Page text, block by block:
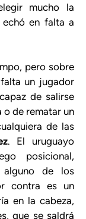
mucho la
en falta a
pero sobre
un jugador
de salirse
o de rematar un
de las
. El uruguayo
posicional,
alguno de los
contra es un
en la cabeza,
que se saldrá